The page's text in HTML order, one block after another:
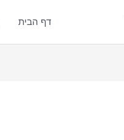
דף הבית